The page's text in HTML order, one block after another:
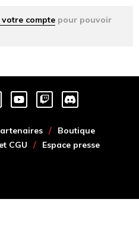
votre compte pour pouvoir
Boutique
CGU
Espace presse